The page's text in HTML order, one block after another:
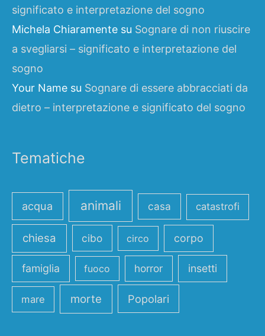
significato e interpretazione del sogno
Michela Chiaramente su Sognare di non riuscire
a svegliarsi – significato e interpretazione del
sogno
Your Name su Sognare di essere abbracciati da
dietro – interpretazione e significato del sogno
Tematiche
acqua animali casa catastrofi
chiesa cibo circo corpo
famiglia fuoco horror insetti
mare morte Popolari